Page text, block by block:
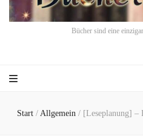
Bücher sind eine
Start / Allgemein / [Leseplanung] –